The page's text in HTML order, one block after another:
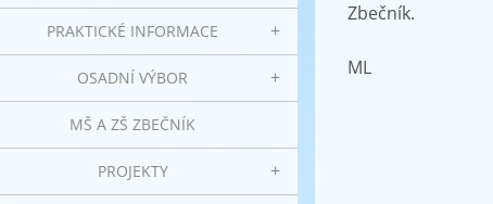
PRAKTICKÉ INFORMACE
OSADNÍ VÝBOR
MŠ A ZŠ ZBEČNÍK
PROJEKTY
Zbečník.
ML